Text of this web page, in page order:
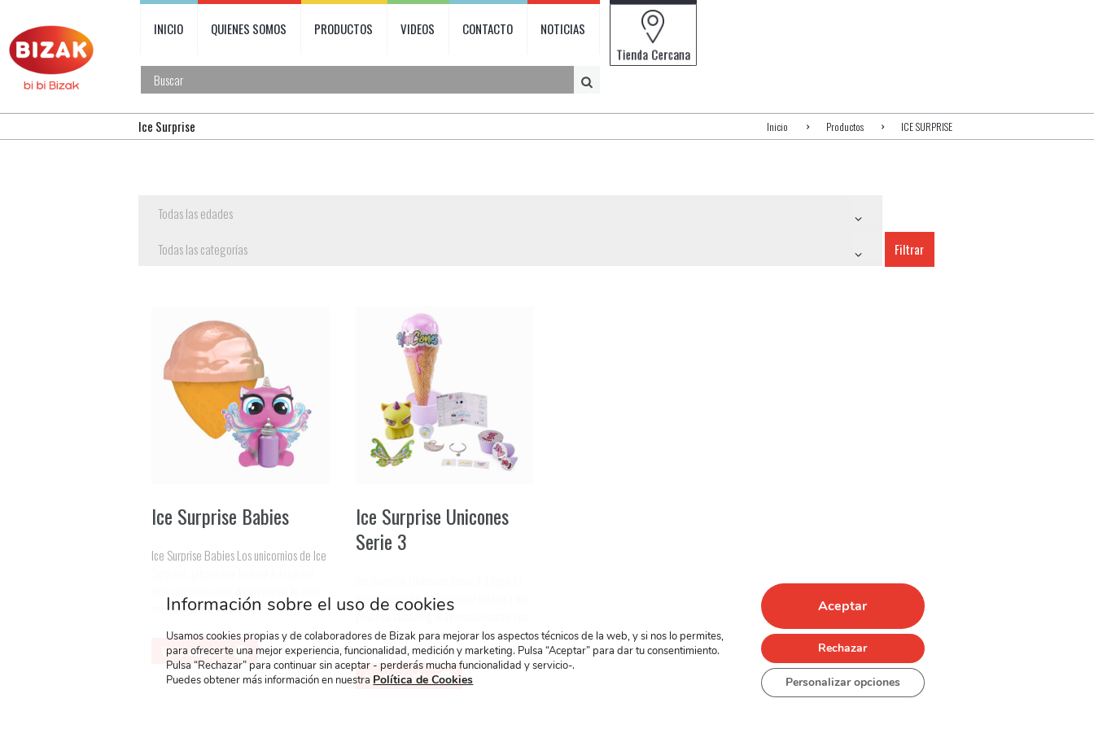
INICIO QUIENES SOMOS PRODUCTOS VIDEOS CONTACTO NOTICIAS
Ice Surprise Inicio Productos ICE SURPRISE
Ice Surprise Babies
Ice Surprise Babies Los unicornios de Ice
más mágico. ...
Ver producto
Ice Surprise Unicones
Serie 3
nueva Serie de Ice Surprise! Disfruta del
proceso unboxing más emocionante con
los ...
Ver producto
Información sobre el uso de cookies
Usamos cookies propias y de colaboradores de Bizak para mejorar los aspectos técnicos de la web, y si nos lo permites,
para ofrecerte una mejor experiencia, funcionalidad, medición y marketing. Pulsa “Aceptar” para dar tu consentimiento.
Pulsa “Rechazar” para continuar sin aceptar - perderás mucha funcionalidad y servicio-.
Puedes obtener más información en nuestra Política de Cookies
Aceptar
Rechazar
Personalizar opciones